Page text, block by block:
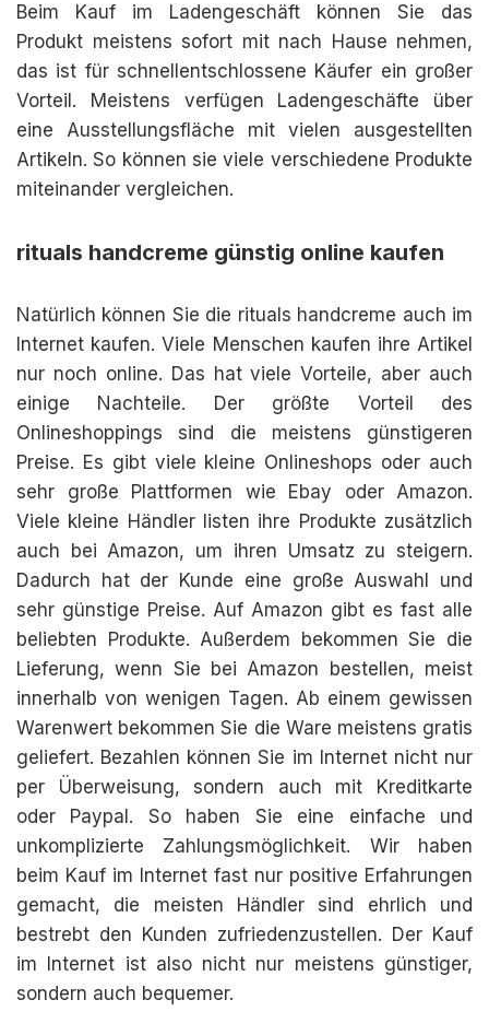
Beim Kauf im Ladengeschäft können Sie das
Produkt meistens sofort mit nach Hause nehmen,
das ist für schnellentschlossene Käufer ein großer
Vorteil. Meistens verfügen Ladengeschäfte über
eine Ausstellungsfläche mit vielen ausgestellten
Artikeln. So können sie viele verschiedene Produkte
miteinander vergleichen.
rituals handcreme günstig online kaufen
Natürlich können Sie die rituals handcreme auch im
Internet kaufen. Viele Menschen kaufen ihre Artikel
nur noch online. Das hat viele Vorteile, aber auch
einige Nachteile. Der größte Vorteil des
Onlineshoppings sind die meistens günstigeren
Preise. Es gibt viele kleine Onlineshops oder auch
sehr große Plattformen wie Ebay oder Amazon.
Viele kleine Händler listen ihre Produkte zusätzlich
auch bei Amazon, um ihren Umsatz zu steigern.
Dadurch hat der Kunde eine große Auswahl und
sehr günstige Preise. Auf Amazon gibt es fast alle
beliebten Produkte. Außerdem bekommen Sie die
Lieferung, wenn Sie bei Amazon bestellen, meist
innerhalb von wenigen Tagen. Ab einem gewissen
Warenwert bekommen Sie die Ware meistens gratis
geliefert. Bezahlen können Sie im Internet nicht nur
per Überweisung, sondern auch mit Kreditkarte
oder Paypal. So haben Sie eine einfache und
unkomplizierte Zahlungsmöglichkeit. Wir haben
beim Kauf im Internet fast nur positive Erfahrungen
gemacht, die meisten Händler sind ehrlich und
bestrebt den Kunden zufriedenzustellen. Der Kauf
im Internet ist also nicht nur meistens günstiger,
sondern auch bequemer.